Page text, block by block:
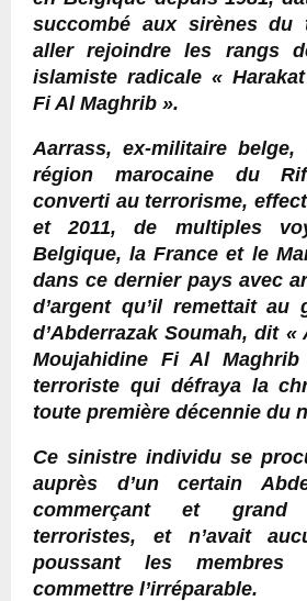
succombé aux sirènes du
aller rejoindre les rangs
islamiste radicale «
Fi Al Maghrib ».
Aarrass, ex-militaire
région marocaine du
converti au terrorisme,
et 2011, de multiples
Belgique, la France et le
dans ce dernier pays avec
d’argent qu’il remettait au
d’Abderrazak Soumah, dit «
Moujahidine Fi Al
terroriste qui défraya la
toute première décennie du
Ce sinistre individu se
auprès d’un certain
commerçant et grand
terroristes, et n’avait
poussant les
commettre l’irréparable.